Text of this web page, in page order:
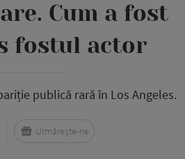
Cum a fost
fostul actor
publică rară în Los Angeles.
Urmărește-ne